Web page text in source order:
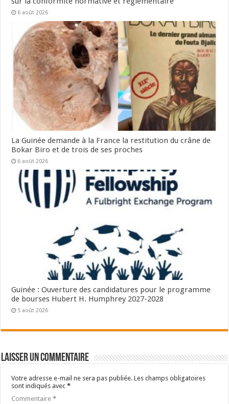
6 août 2026
La Guinée demande à la France la restitution du crâne de
Bokar Biro et de trois de ses proches
6 août 2026
Guinée : Ouverture des candidatures pour le programme
de bourses Hubert H. Humphrey 2027-2028
5 août 2026
Laisser un commentaire
Votre adresse e-mail ne sera pas publiée. Les champs obligatoires
sont indiqués avec*
Commentaire*